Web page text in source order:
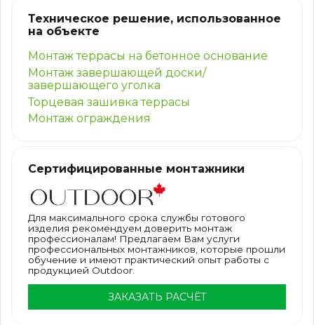
Техническое решение, использованное
на объекте
Монтаж террасы на бетонное основание
Монтаж завершающей доски/
завершающего уголка
Торцевая зашивка террасы
Монтаж ограждения
Сертифицированные монтажники
Для максимального срока службы готового
изделия рекомендуем доверить монтаж
профессионалам! Предлагаем Вам услуги
профессиональных монтажников, которые прошли
обучение и имеют практический опыт работы с
продукцией Outdoor.
ЗАКАЗАТЬ РАСЧЁТ